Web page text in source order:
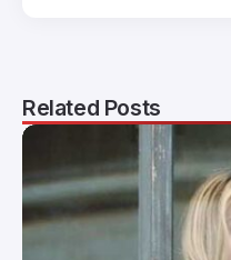
Related Posts